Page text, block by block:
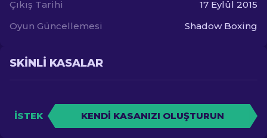
Çıkış Tarihi
17 Eylül 2015
Oyun Güncellemesi
Shadow Boxing
SKINLI KASALAR
İSTEK KENDI KASANIZI OLUŞTURUN